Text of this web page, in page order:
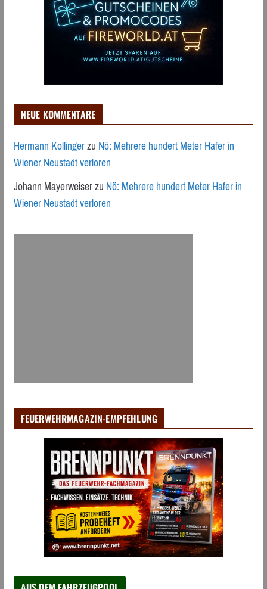
NEUE KOMMENTARE
Hermann KollingerzuNö: Mehrere hundert Meter Hafer in
Wiener Neustadt verloren
Johann MayerweiserzuNö: Mehrere hundert Meter Hafer in
Wiener Neustadt verloren
FEUERWEHRMAGAZIN-EMPFEHLUNG